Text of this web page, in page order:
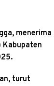
menerima
Kabupaten
turut